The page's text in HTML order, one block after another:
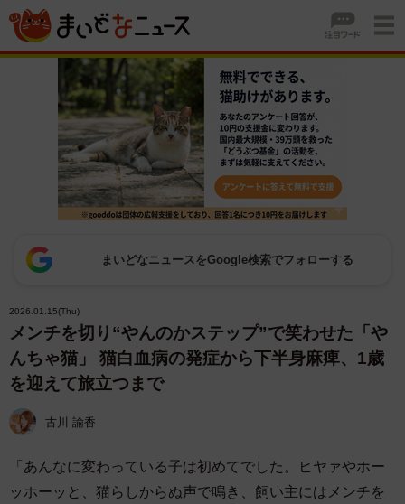
まいどなニュースをGoogle検索でフォローする
2026.01.15(Thu)
メンチを切り“やんのかステップ”で笑わせた「や
んちゃ猫」 猫白血病の発症から下半身麻痺、1歳
を迎えて旅立つまで
古川 諭香
「あんなに変わっている子は初めてでした。ヒヤァやホー
ッホーッと、猫らしからぬ声で鳴き、飼い主にはメンチを